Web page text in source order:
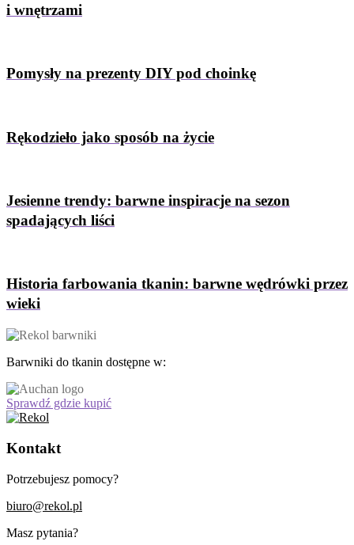
i wnętrzami
Pomysły na prezenty DIY pod choinkę
Rękodzieło jako sposób na życie
Jesienne trendy: barwne inspiracje na sezon
spadających liści
Historia farbowania tkanin: barwne wędrówki przez
wieki
Barwniki do tkanin dostępne w:
Sprawdź gdzie kupić
Kontakt
Potrzebujesz pomocy?
biuro@rekol.pl
Masz pytania?